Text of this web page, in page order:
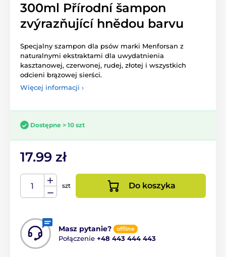
300ml Přírodní šampon
zvýrazňující hnědou barvu
Specjalny szampon dla psów marki Menforsan z
naturalnymi ekstraktami dla uwydatnienia
kasztanowej, czerwonej, rudej, złotej i wszystkich
odcieni brązowej sierści.
Więcej informacji ›
Dostępne > 10 szt
17.99 zł
szt Do koszyka
Masz pytanie? offline
Połączenie +48 443 444 443